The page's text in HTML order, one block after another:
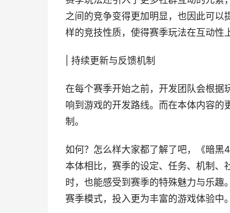
之间的竞争变得更加明显，也因此可以
样的竞技性质，使得赛季玩法在互动性
| 持续更新与反馈机制
在每个赛季开始之前，开发团队会根据
响到游戏的开发路线。而在本体内容
制。
如何？怎么样大家都了解了吧，《暗黑
本体相比，赛季的设定、任务、机制、
时，也能感受到赛季的特殊魅力与乐
赛季模式，投入更为丰富的游戏体验中。